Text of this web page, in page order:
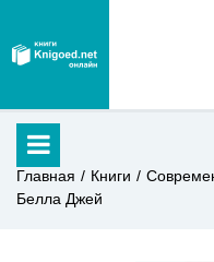
Главная Книги
Белла Джей